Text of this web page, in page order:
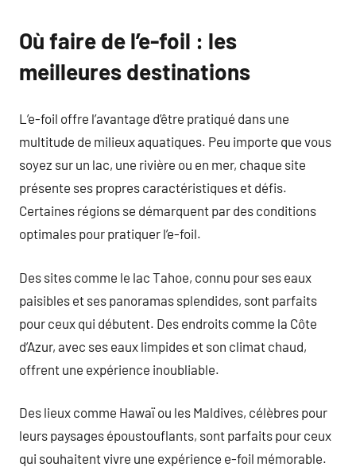
Où faire de l’e-foil : les
meilleures destinations
L’e-foil offre l’avantage d’être pratiqué dans une
multitude de milieux aquatiques. Peu importe que vous
soyez sur un lac, une rivière ou en mer, chaque site
présente ses propres caractéristiques et défis.
Certaines régions se démarquent par des conditions
optimales pour pratiquer l’e-foil.
Des sites comme le lac Tahoe, connu pour ses eaux
paisibles et ses panoramas splendides, sont parfaits
pour ceux qui débutent. Des endroits comme la Côte
d’Azur, avec ses eaux limpides et son climat chaud,
offrent une expérience inoubliable.
Des lieux comme Hawaï ou les Maldives, célèbres pour
leurs paysages époustouflants, sont parfaits pour ceux
qui souhaitent vivre une expérience e-foil mémorable.